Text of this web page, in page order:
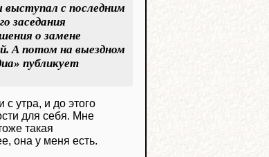
выступал с последним
заседания
о замене
А потом на выездном
публикует
утра, и до этого
для себя. Мне
такая
она у меня есть.